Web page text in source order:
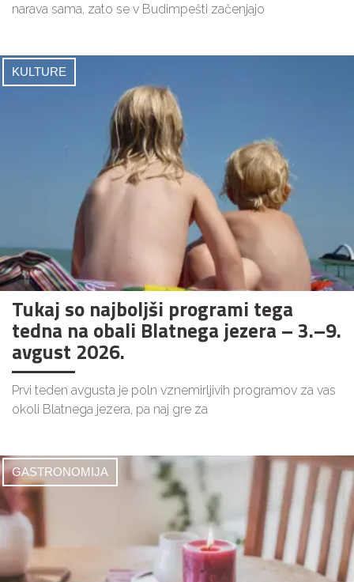
narava sama, zato se v Budimpešti začenjajo
KULTURE
Tukaj so najboljši programi tega
tedna na obali Blatnega jezera – 3.–9.
avgust 2026.
Prvi teden avgusta je poln vznemirljivih programov za vas
okoli Blatnega jezera, pa naj gre za
GASTRONOMIJA